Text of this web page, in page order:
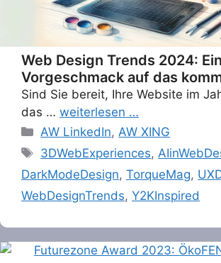
Web Design Trends 2024: Ein
Vorgeschmack auf das
Sind Sie bereit, Ihre Website im
das … weiterlesen …
Categories
AW LinkedIn, AW XING
Tags
3DWebExperiences,
DarkModeDesign, TorqueMag,
WebDesignTrends, Y2KInspired